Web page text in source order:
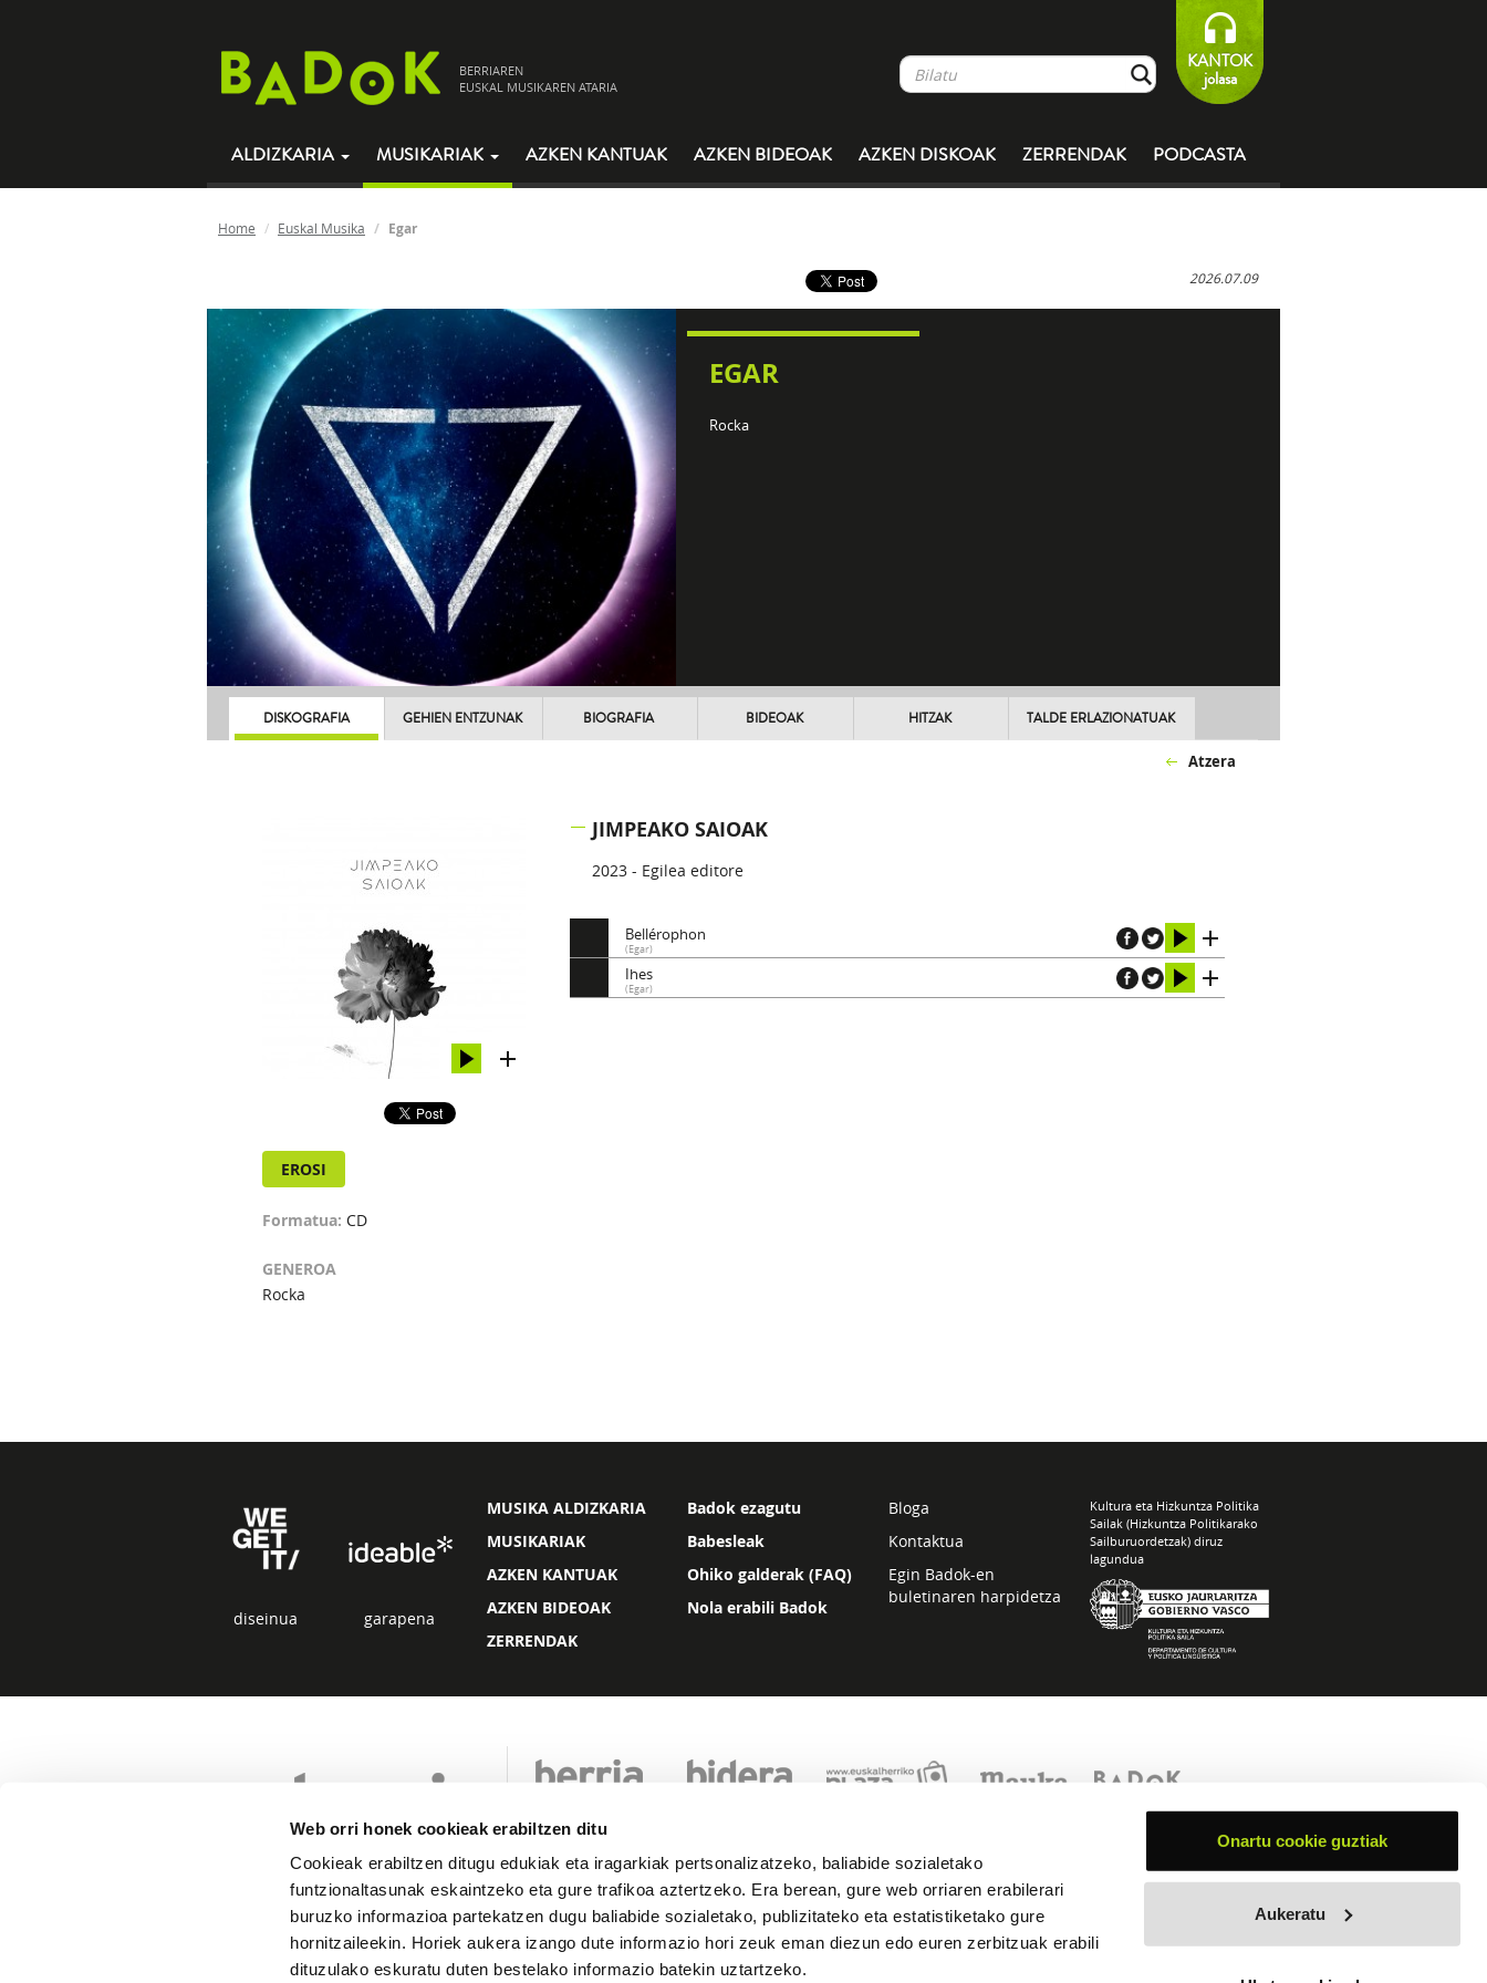
Web orri honek cookieak erabiltzen ditu
Cookieak erabiltzen ditugu edukiak eta iragarkiak pertsonalizatzeko, baliabide sozialetako
funtzionaltasunak eskaintzeko eta gure trafikoa aztertzeko. Era berean, gure web orriaren erabilerari
buruzko informazioa partekatzen dugu baliabide sozialetako, publizitateko eta estatistiketako gure
hornitzaileekin. Horiek aukera izango dute informazio hori zeuk eman diezun edo euren zerbitzuak erabili
dituzulako eskuratu duten bestelako informazio batekin uztartzeko.
Onartu cookie guztiak
Aukeratu
BERRIAREN
EUSKAL MUSIKAREN ATARIA
KANTOK
jolasa
ALDIZKARIA MUSIKARIAK AZKEN KANTUAK AZKEN BIDEOAK AZKEN DISKOAK ZERRENDAK PODCASTA
Home Euskal Musika Egar
2026.07.09
EGAR
Rocka
DISKOGRAFIA GEHIEN ENTZUNAK BIOGRAFIA BIDEOAK HITZAK TALDE ERLAZIONATUAK
Atzera
EROSI
Formatua: CD
GENEROA
Rocka
JIMPEAKO SAIOAK
2023 - Egilea editore
Bellérophon
(Egar)
Ihes
(Egar)
diseinua garapena
MUSIKA ALDIZKARIA
MUSIKARIAK
AZKEN KANTUAK
AZKEN BIDEOAK
ZERRENDAK
Badok ezagutu
Babesleak
Ohiko galderak (FAQ)
Nola erabili Badok
Bloga
Kontaktua
Egin Badok-en
buletinaren harpidetza
Kultura eta Hizkuntza Politika
Sailak (Hizkuntza Politikarako
Sailburuordetzak) diruz
lagundua
Lege oharra Pribatutasuna Cookie politika